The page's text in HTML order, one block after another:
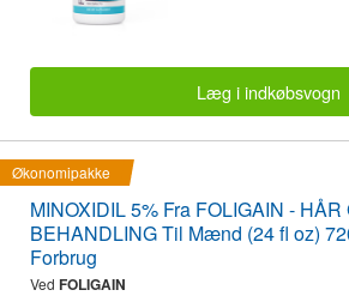
Læg i indkøbsvogn
Økonomipakke
MINOXIDIL 5% Fra FOLIGAIN -
BEHANDLING Til Mænd (24 fl oz)
Forbrug
Ved FOLIGAIN